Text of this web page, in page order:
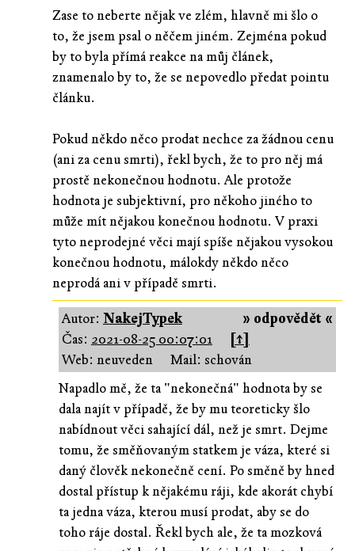
Zase to neberte nějak ve zlém, hlavně mi šlo o
to, že jsem psal o něčem jiném. Zejména pokud
by to byla přímá reakce na můj článek,
znamenalo by to, že se nepovedlo předat pointu
článku.
Pokud někdo něco prodat nechce za žádnou cenu
(ani za cenu smrti), řekl bych, že to pro něj má
prostě nekonečnou hodnotu. Ale protože
hodnota je subjektivní, pro někoho jiného to
může mít nějakou konečnou hodnotu. V praxi
tyto neprodejné věci mají spíše nějakou vysokou
konečnou hodnotu, málokdy někdo něco
neprodá ani v případě smrti.
» odpovědět «
Autor: NakejTypek
Čas: 2021-08-25 00:07:01
[↑]
Web: neuveden
Mail: schován
Napadlo mě, že ta "nekonečná" hodnota by se
dala najít v případě, že by mu teoreticky šlo
nabídnout věci sahající dál, než je smrt. Dejme
tomu, že směňovaným statkem je váza, které si
daný člověk nekonečně cení. Po směně by hned
dostal přístup k nějakému ráji, kde akorát chybí
ta jedna váza, kterou musí prodat, aby se do
toho ráje dostal. Řekl bych ale, že ta mozková